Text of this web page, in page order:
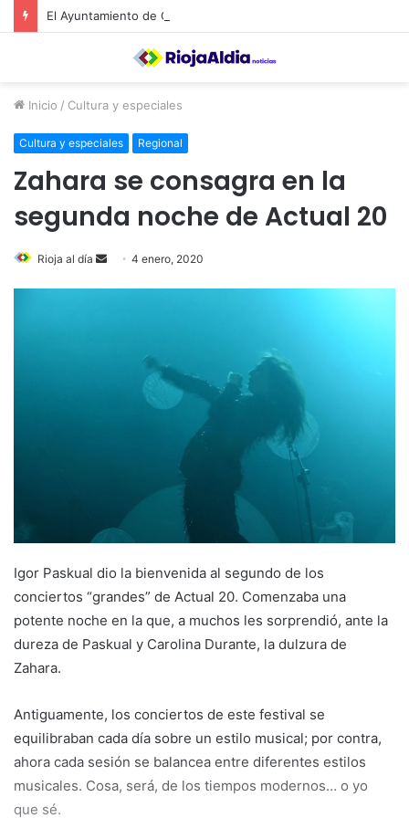
Inicio / Cultura y especiales
Cultura y especiales Regional
Zahara se consagra en la
segunda noche de Actual 20
Rioja al día 4 enero, 2020
Igor Paskual dio la bienvenida al segundo de los
conciertos “grandes” de Actual 20. Comenzaba una
potente noche en la que, a muchos les sorprendió, ante la
dureza de Paskual y Carolina Durante, la dulzura de
Zahara.
Antiguamente, los conciertos de este festival se
equilibraban cada día sobre un estilo musical; por contra,
ahora cada sesión se balancea entre diferentes estilos
musicales. Cosa, será, de los tiempos modernos… o yo
que sé.